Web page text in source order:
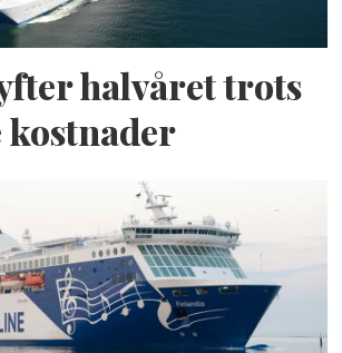
halvåret trots
kostnader